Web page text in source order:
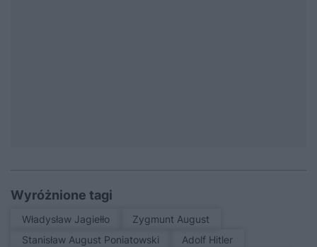
Wyróżnione tagi
Władysław Jagiełło
Zygmunt August
Stanisław August Poniatowski
Adolf Hitler